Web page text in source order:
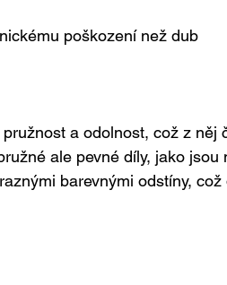
poškození než dub
a odolnost, což z něj
ale pevné díly, jako jsou
barevnými odstíny,